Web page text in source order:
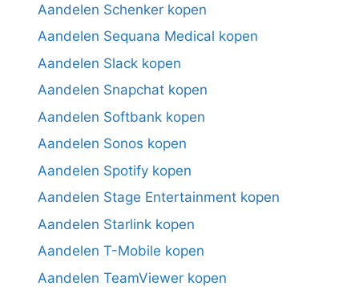
Aandelen Schenker kopen
Aandelen Sequana Medical kopen
Aandelen Slack kopen
Aandelen Snapchat kopen
Aandelen Softbank kopen
Aandelen Sonos kopen
Aandelen Spotify kopen
Aandelen Stage Entertainment kopen
Aandelen Starlink kopen
Aandelen T-Mobile kopen
Aandelen TeamViewer kopen